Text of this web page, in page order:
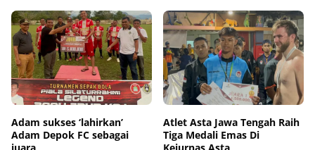
Adam sukses ‘lahirkan’
Adam Depok FC sebagai
juara
Atlet Asta Jawa Tengah Raih
Tiga Medali Emas Di
Kejurnas Asta